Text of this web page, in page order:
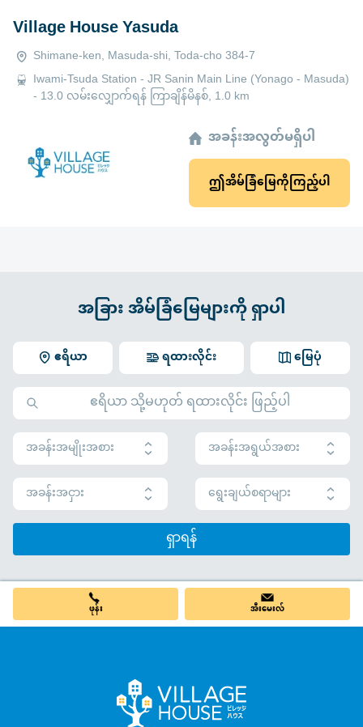
Village House Yasuda
Shimane-ken, Masuda-shi, Toda-cho 384-7
Iwami-Tsuda Station - JR Sanin Main Line (Yonago - Masuda)
- 13.0 လမ်းလျှောက်ရန် ကြာချိန်မိနစ်, 1.0 km
အခန်းအလွတ်မရှိပါ
ဤအိမ်ခြံမြေကိုကြည့်ပါ
အခြား အိမ်ခြံမြေများကို ရှာပါ
ဧရိယာ မြေပုံ
ရထားလိုင်း
အခန်းအမျိုးအစား
အခန်းအရွယ်အစား
အခန်းအငှား
ရွေးချယ်စရာများ
ရှာရန်
ဖုန်း အီးမေးလ်